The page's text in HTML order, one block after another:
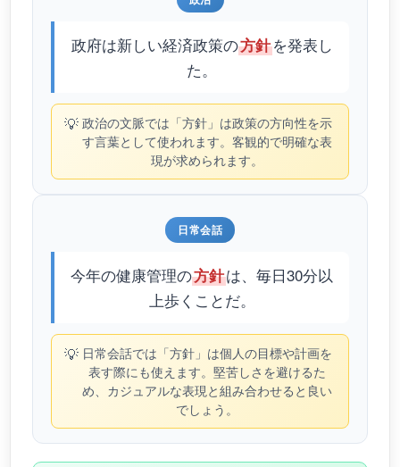
政府は新しい経済政策の方針を発表し
た。
💡 政治の文脈では「方針」は政策の方向性を示
す言葉として使われます。客観的で明確な表
現が求められます。
日常会話
今年の健康管理の方針は、毎日30分以
上歩くことだ。
💡 日常会話では「方針」は個人の目標や計画を
表す際にも使えます。堅苦しさを避けるた
め、カジュアルな表現と組み合わせると良い
でしょう。